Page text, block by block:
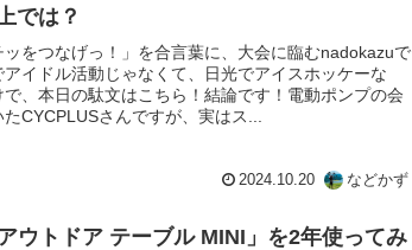
では？
ッをつなげっ！」を合言葉に、大会に臨むnadokazuで
イドル活動じゃなくて、日光でアイスホッケーな
、本日の駄文はこちら！結論です！電動ポンプの会
CYCPLUSさんですが、実はス...
2024.10.20 などかず
ウトドア テーブル MINI」を2年使ってみ